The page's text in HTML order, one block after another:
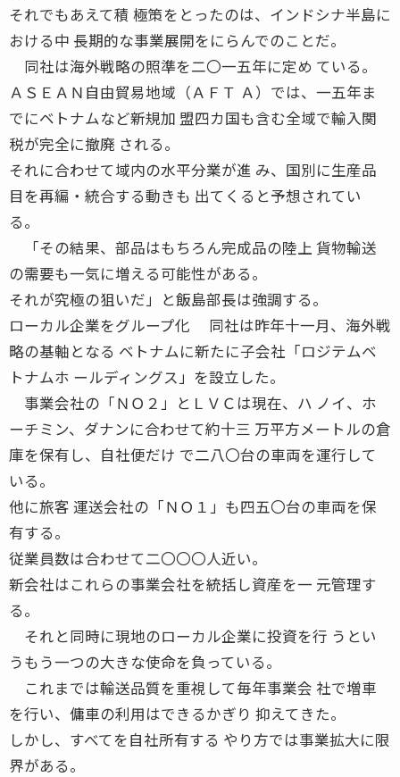
それでもあえて積 極策をとったのは、インドシナ半島に
おける中 長期的な事業展開をにらんでのことだ。
同社は海外戦略の照準を二〇一五年に定め ている。
ＡＳＥＡＮ自由貿易地域（ＡＦＴ Ａ）では、一五年ま
でにベトナムなど新規加 盟四カ国も含む全域で輸入関
税が完全に撤廃 される。
それに合わせて域内の水平分業が進 み、国別に生産品
目を再編・統合する動きも 出てくると予想されてい
る。
「その結果、部品はもちろん完成品の陸上 貨物輸送
の需要も一気に増える可能性がある。
それが究極の狙いだ」と飯島部長は強調する。
ローカル企業をグループ化 同社は昨年十一月、海外戦
略の基軸となる ベトナムに新たに子会社「ロジテムベ
トナムホ ールディングス」を設立した。
事業会社の「ＮＯ２」とＬＶＣは現在、ハ ノイ、ホ
ーチミン、ダナンに合わせて約十三 万平方メートルの倉
庫を保有し、自社便だけ で二八〇台の車両を運行して
いる。
他に旅客 運送会社の「ＮＯ１」も四五〇台の車両を保
有する。
従業員数は合わせて二〇〇〇人近い。
新会社はこれらの事業会社を統括し資産を一 元管理す
る。
それと同時に現地のローカル企業に投資を行 うとい
うもう一つの大きな使命を負っている。
これまでは輸送品質を重視して毎年事業会 社で増車
を行い、傭車の利用はできるかぎり 抑えてきた。
しかし、すべてを自社所有する やり方では事業拡大に限
界がある。